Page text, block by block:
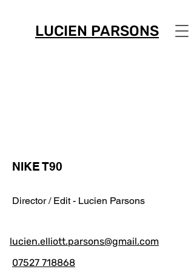
LUCIEN PARSONS
NIKE T90
Director / Edit - Lucien Parsons
lucien.elliott.parsons@gmail.com
07527 718868